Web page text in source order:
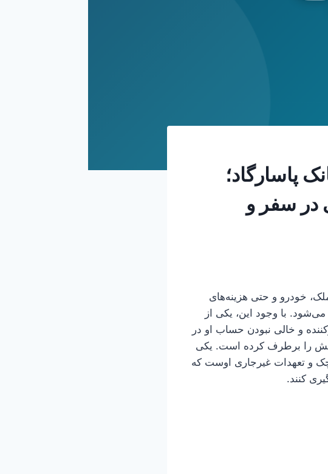
پاسارگاد؛
در سفر و
خودرو و حتی هزینه‌های
با وجود این، یکی از
و خالی نبودن حساب او در
چالش را برطرف کرده است. یکی
و تعهدات غیرجاری اوست که
کنند.